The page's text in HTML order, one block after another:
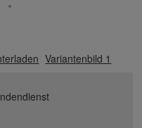
Variantenbild 1